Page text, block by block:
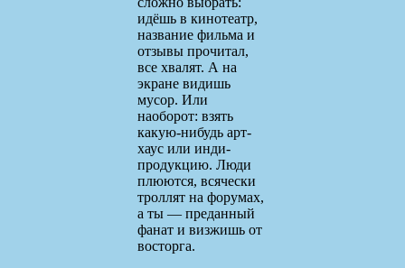
идёшь в кинотеатр,
название фильма и
отзывы прочитал,
все хвалят. А на
экране видишь
мусор. Или
наоборот: взять
какую-нибудь арт-
хаус или инди-
продукцию. Люди
плюются, всячески
троллят на форумах,
а ты — преданный
фанат и визжишь от
восторга.